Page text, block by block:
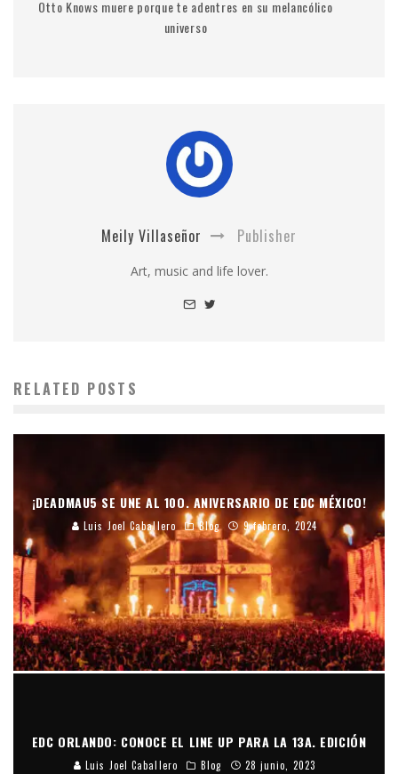
Otto Knows muere porque te adentres en su melancólico
universo
Meily Villaseñor Publisher
Art, music and life lover.
RELATED POSTS
¡DEADMAU5 SE UNE AL 10O. ANIVERSARIO DE EDC MÉXICO!
Luis Joel Caballero Blog 9 febrero, 2024
EDC ORLANDO: CONOCE EL LINE UP PARA LA 13A. EDICIÓN
Luis Joel Caballero Blog 28 junio, 2023